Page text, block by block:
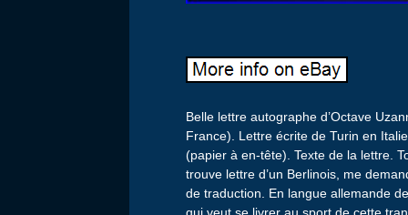
Belle lettre autographe d’Octave
France). Lettre écrite de Turin en
(papier à en-tête). Texte de la lettre.
trouve lettre d’un Berlinois, me
de traduction. En langue allemande